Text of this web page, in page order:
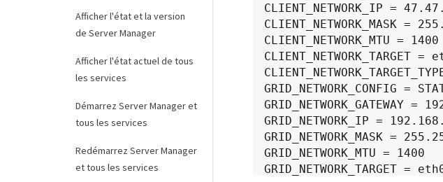
Afficher l'état et la version
de Server Manager
Afficher l'état actuel de tous
les services
Démarrez Server Manager et
tous les services
Redémarrez Server Manager
et tous les services
CLIENT_NETWORK_IP =
CLIENT_NETWORK_MASK =
CLIENT_NETWORK_MTU = 1400
CLIENT_NETWORK_TARGET =
GRID_NETWORK_CONFIG =
GRID_NETWORK_GATEWAY =
GRID_NETWORK_IP =
GRID_NETWORK_MASK =
GRID_NETWORK_MTU = 1400
GRID_NETWORK_TARGET =